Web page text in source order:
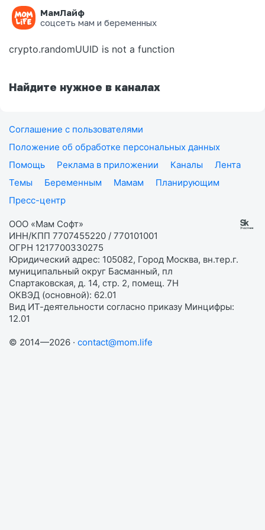
МамЛайф
соцсеть мам и беременных
Ошибка на странице
crypto.randomUUID is not a function
Найдите нужное в каналах
Соглашение с пользователями
Положение об обработке персональных данных
Помощь
Реклама в приложении Каналы
Лента
Темы
Беременным Мамам
Планирующим
Пресс-центр
ООО «Мам Софт»
ИНН/КПП 7707455220 / 770101001
ОГРН 1217700330275
Юридический адрес: 105082, Город Москва, вн.тер.г.
муниципальный округ Басманный, пл
Спартаковская, д. 14, стр. 2, помещ. 7Н
ОКВЭД (основной): 62.01
Вид ИТ-деятельности согласно приказу Минцифры:
12.01
© 2014—2026 · contact@mom.life